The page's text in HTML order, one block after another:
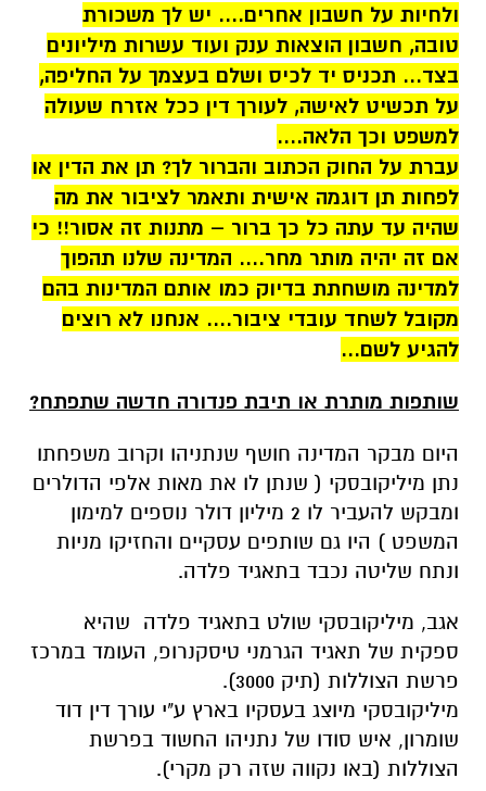
ולחיות על חשבון אחרים.... יש לך משכורת
טובה, חשבון הוצאות ענק ועוד עשרות מיליונים
בצד... תכניס יד לכיס ושלם בעצמך על החליפה,
על תכשיט לאישה, לעורך דין ככל אזרח שעולה
למשפט וכך הלאה....
עברת על החוק הכתוב והברור לך? תן את הדין או
לפחות תן דוגמה אישית ותאמר לציבור את מה
שהיה עד עתה כל כך ברור – מתנות זה אסור!! כי
אם זה יהיה מותר מחר.... המדינה שלנו תהפוך
למדינה מושחתת בדיוק כמו אותם המדינות בהם
מקובל לשחד עובדי ציבור.... אנחנו לא רוצים
להגיע לשם...
שותפות מותרת או תיבת פנדורה חדשה שתפתח?
היום מבקר המדינה חושף שנתניהו וקרוב משפחתו
נתן מיליקובסקי ( שנתן לו את מאות אלפי הדולרים
ומבקש להעביר לו 2 מיליון דולר נוספים למימון
המשפט ) היו גם שותפים עסקיים והחזיקו מניות
ונתח שליטה נכבד בתאגיד פלדה.
אגב, מיליקובסקי שולט בתאגיד פלדה שהיא
ספקית של תאגיד הגרמני טיסקנרופ, העומד במרכז
פרשת הצוללות (תיק 3000).
מיליקובסקי מיוצג בעסקיו בארץ ע"י עורך דין דוד
שומרון, איש סודו של נתניהו החשוד בפרשת
הצוללות (באו נקווה שזה רק מקרי).